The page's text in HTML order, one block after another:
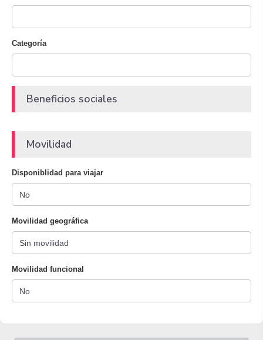
Categoría
Beneficios sociales
Movilidad
Disponiblidad para viajar
Movilidad geográfica
Movilidad funcional